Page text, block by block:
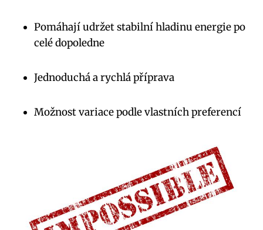
Pomáhají udržet stabilní hladinu energie po
celé dopoledne
Jednoduchá a rychlá příprava
Možnost variace podle vlastních preferencí